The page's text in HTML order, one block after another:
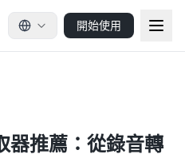
開始使用
推薦：從錄音轉